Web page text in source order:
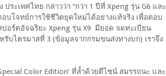
ระเทศไทย กล่าวว่า “กว่า 1 ปีที่ Xpeng รุ่น G6 และ
บโจทย์การใช้ชีวิตยุคใหม่ได้อย่างแท้จริง เพื่อตอบ
อร์ตอัจฉริยะ Xpeng รุ่น X9 มียอด จดทะเบียน
บไตรมาสที่ 3 (ข้อมูลจากกรมขนส่งทางบก) เราจึง
Color Edition’ ที่ล้ำด้วยดีไซน์ สมรรถนะ และ